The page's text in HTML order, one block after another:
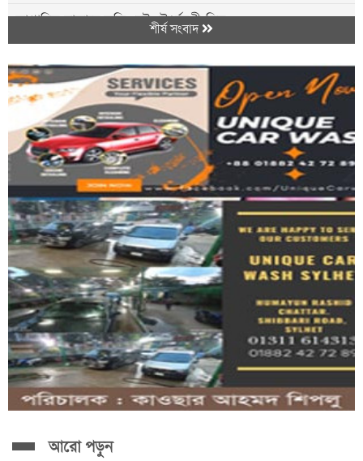
সাপ্তাহিক বাজারে স্বস্তি নেই, ঊর্ধ্বমুখী ডিম,...
সিলেটে হা'মের উপসর্গে আরও দুই শিশুর মৃ'ত্যু
কর্মীর স্ত্রীর সঙ্গে শা'রীরিক সম্পর্ক,...
ওসমানীনগরে দুই বাসের সং'ঘর্ষে নি'হত বেড়ে ৯
শীর্ষ সংবাদ
আরো পড়ুন